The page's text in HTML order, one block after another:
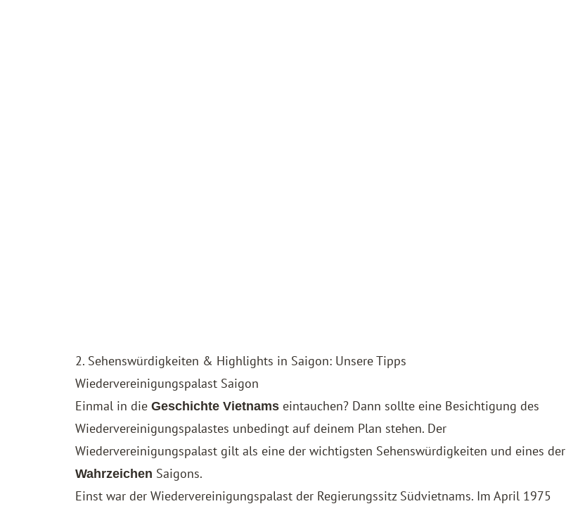
2. Sehenswürdigkeiten & Highlights in Saigon: Unsere Tipps
Wiedervereinigungspalast Saigon
Einmal in dieGeschichte Vietnams eintauchen? Dann sollte eine Besichtigung des
Wiedervereinigungspalastes unbedingt auf deinem Plan stehen. Der
Wiedervereinigungspalast gilt als eine der wichtigsten Sehenswürdigkeiten und eines der
Wahrzeichen Saigons.
Einst war der Wiedervereinigungspalast der Regierungssitz Südvietnams. Im April 1975